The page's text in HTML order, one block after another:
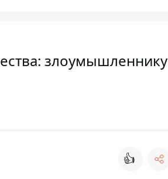
злоумышленнику
👍